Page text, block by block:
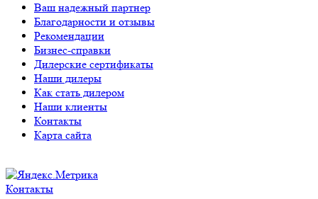
Ваш надежный партнер
Благодарности и отзывы
Рекомендации
Бизнес-справки
Дилерские сертификаты
Наши дилеры
Как стать дилером
Наши клиенты
Контакты
Карта сайта
Контакты